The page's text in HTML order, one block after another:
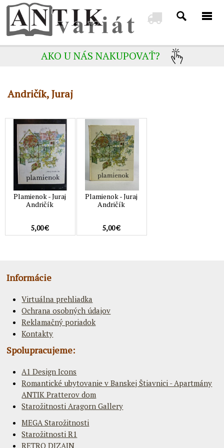
AKO U NÁS NAKUPOVAŤ?
Andričík, Juraj
Plamienok - Juraj
Andričík
5,00 €
Plamienok - Juraj
Andričík
5,00 €
Informácie
Virtuálna prehliadka
Ochrana osobných údajov
Reklamačný poriadok
Kontakty
Spolupracujeme:
A1 Design Icons
Romantické ubytovanie v Banskej Štiavnici - Apartmány
ANTIK Pratterov dom
Starožitnosti Aragorn Gallery
MEGA Starožitnosti
Starožitnosti R1
RETRO DIZAJN